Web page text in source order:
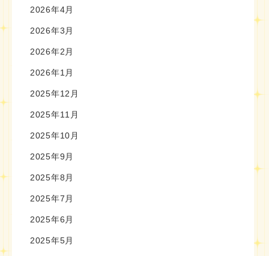
2026年4月
2026年3月
2026年2月
2026年1月
2025年12月
2025年11月
2025年10月
2025年9月
2025年8月
2025年7月
2025年6月
2025年5月